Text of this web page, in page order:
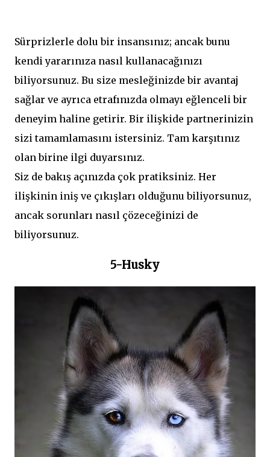
Sürprizlerle dolu bir insansınız; ancak bunu
kendi yararınıza nasıl kullanacağınızı
biliyorsunuz. Bu size mesleğinizde bir avantaj
sağlar ve ayrıca etrafınızda olmayı eğlenceli bir
deneyim haline getirir. Bir ilişkide partnerinizin
sizi tamamlamasını istersiniz. Tam karşıtınız
olan birine ilgi duyarsınız.
Siz de bakış açınızda çok pratiksiniz. Her
ilişkinin iniş ve çıkışları olduğunu biliyorsunuz,
ancak sorunları nasıl çözeceğinizi de
biliyorsunuz.
5-Husky